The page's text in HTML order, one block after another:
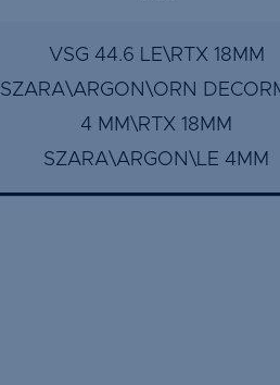
VSG 44.6 LE\RTX 18MM
SZARA\ARGON\ORN
4 MM\RTX 18MM
SZARA\ARGON\LE 4MM